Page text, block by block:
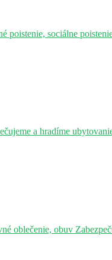
sociálne
a hradíme
oblečenie, obuv